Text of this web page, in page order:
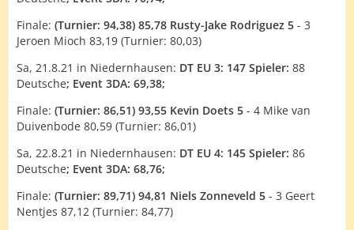
Finale: (Turnier: 94,38) 85,78 Rusty-Jake Rodriguez 5 - 3
Jeroen Mioch 83,19 (Turnier: 80,03)
Sa, 21.8.21 in Niedernhausen: DT EU 3: 147 Spieler: 88
Deutsche; Event 3DA: 69,38;
Finale: (Turnier: 86,51) 93,55 Kevin Doets 5 - 4 Mike van
Duivenbode 80,59 (Turnier: 86,01)
Sa, 22.8.21 in Niedernhausen: DT EU 4: 145 Spieler: 86
Deutsche; Event 3DA: 68,76;
Finale: (Turnier: 89,71) 94,81 Niels Zonneveld 5 - 3 Geert
Nentjes 87,12 (Turnier: 84,77)